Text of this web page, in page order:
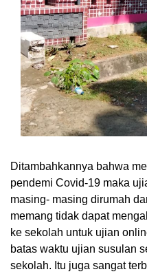
Ditambahkannya bahwa
pendemi Covid-19 maka
masing- masing dirumah
memang tidak dapat
ke sekolah untuk ujian
batas waktu ujian susulan
sekolah. Itu juga sangat